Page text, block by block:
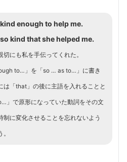
enough to help me.
kind that she helped me.
切にも私を手伝ってくれた。
to…」を「so … as to…」に書き
は「that」の後に主語を入れることと
」で原形になっていた動詞をその文
制に変化させることを忘れないよう